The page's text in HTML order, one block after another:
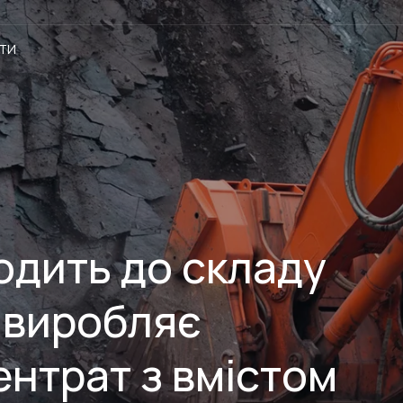
до складу
з вмістом